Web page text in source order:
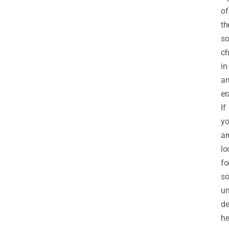
of
in
If